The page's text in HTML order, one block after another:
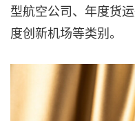
型航空公司、年度货
度创新机场等类别。